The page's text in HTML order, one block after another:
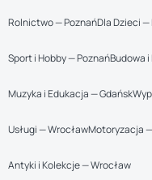
Rolnictwo — PoznańDla Dzieci —
Sport i Hobby — PoznańBudowa
Muzyka i Edukacja — Gdańsk
Usługi — WrocławMotoryzacja
Antyki i Kolekcje — Wrocław